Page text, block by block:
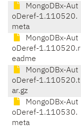
MongoDBx-Aut
oDeref-1.110520.
meta
MongoDBx-Aut
oDeref-1.110520.r
eadme
MongoDBx-Aut
oDeref-1.110520.t
ar.gz
MongoDBx-Aut
oDeref-1.110530.
meta